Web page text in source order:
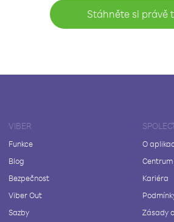
Stáhněte si právě
VIBER
Funkce
Blog
Bezpečnost
Viber Out
Sazby
O
Kariéra
Zásady